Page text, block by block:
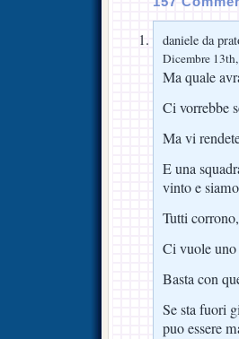
daniele da
Dicembre
Ma quale
Ci vorrebbe
Ma vi
E una
vinto e
Tutti
Ci vuole uno
Basta con
Se sta fuori
puo essere